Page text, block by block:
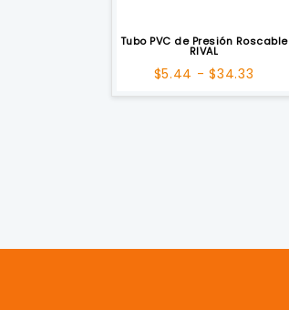
Tubo PVC de Presión Roscable
RIVAL
$5.44 - $34.33
de